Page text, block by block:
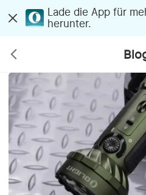
Lade die App für
herunter.